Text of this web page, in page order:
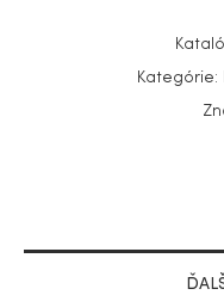
Kategórie: